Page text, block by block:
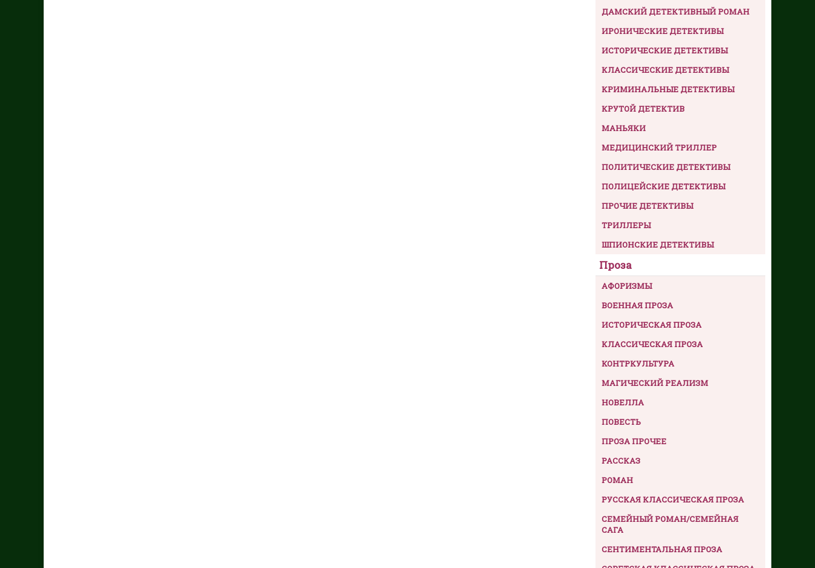
ДАМСКИЙ ДЕТЕКТИВНЫЙ РОМАН
ИРОНИЧЕСКИЕ ДЕТЕКТИВЫ
ИСТОРИЧЕСКИЕ ДЕТЕКТИВЫ
КЛАССИЧЕСКИЕ ДЕТЕКТИВЫ
КРИМИНАЛЬНЫЕ ДЕТЕКТИВЫ
КРУТОЙ ДЕТЕКТИВ
МАНЬЯКИ
МЕДИЦИНСКИЙ ТРИЛЛЕР
ПОЛИТИЧЕСКИЕ ДЕТЕКТИВЫ
ПОЛИЦЕЙСКИЕ ДЕТЕКТИВЫ
ПРОЧИЕ ДЕТЕКТИВЫ
ТРИЛЛЕРЫ
ШПИОНСКИЕ ДЕТЕКТИВЫ
Проза
АФОРИЗМЫ
ВОЕННАЯ ПРОЗА
ИСТОРИЧЕСКАЯ ПРОЗА
КЛАССИЧЕСКАЯ ПРОЗА
КОНТРКУЛЬТУРА
МАГИЧЕСКИЙ РЕАЛИЗМ
НОВЕЛЛА
ПОВЕСТЬ
ПРОЗА ПРОЧЕЕ
РАССКАЗ
РОМАН
РУССКАЯ КЛАССИЧЕСКАЯ ПРОЗА
СЕМЕЙНЫЙ РОМАН/СЕМЕЙНАЯ
САГА
СЕНТИМЕНТАЛЬНАЯ ПРОЗА